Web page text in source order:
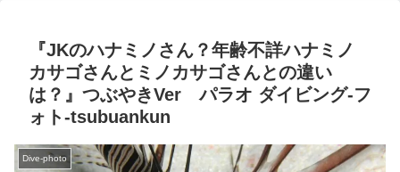
『JKのハナミノさん？年齢不詳ハナミノ
カサゴさんとミノカサゴさんとの違い
は？』つぶやきVer パラオ ダイビング‐フ
ォト‐tsubuankun
Dive-photo